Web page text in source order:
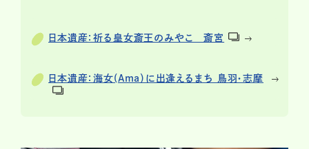
日本遺産：祈る皇女斎王のみやこ 斎宮
日本遺産：海女(Ama）に出逢えるまち 鳥羽・志摩